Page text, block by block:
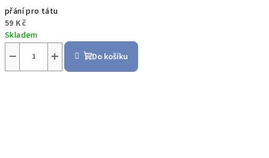
přání pro tátu
59 Kč
Skladem
+
− Do košíku